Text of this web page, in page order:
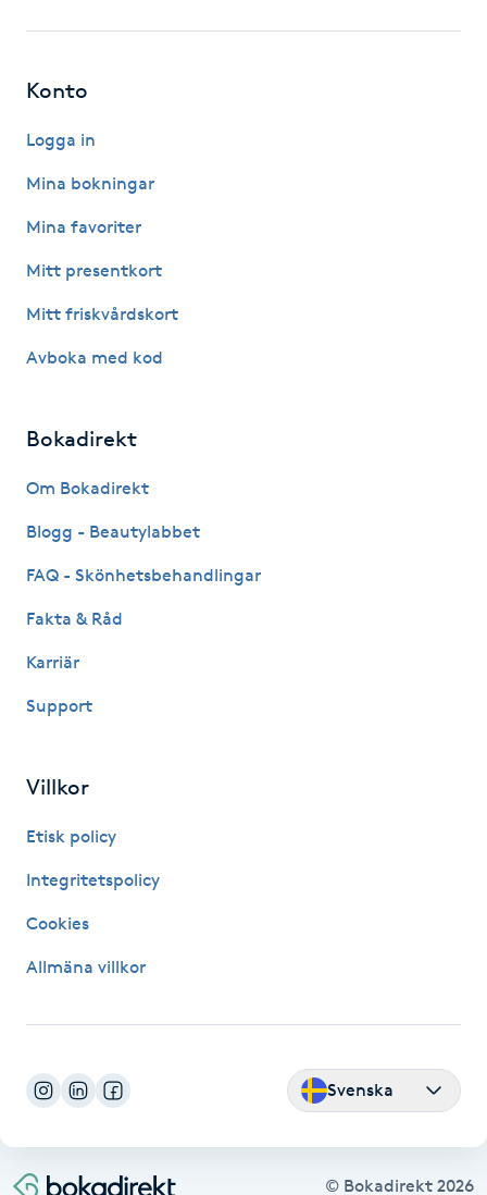
Hårborttagning
Hårförlängning
Hälsprickor
Idrottsmassage
Japansk massage
K
Kemisk peeling
Konto
Logga in
Mina bokningar
Mina favoriter
Mitt presentkort
Mitt friskvårdskort
Avboka med kod
Bokadirekt
Om Bokadirekt
Blogg - Beautylabbet
FAQ - Skönhetsbehandlingar
Fakta & Råd
Karriär
Support
Villkor
Etisk policy
Integritetspolicy
Cookies
Allmäna villkor
Svenska
© Bokadirekt 2026